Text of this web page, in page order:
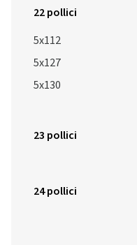
22 pollici
5x112
5x127
5x130
23 pollici
24 pollici